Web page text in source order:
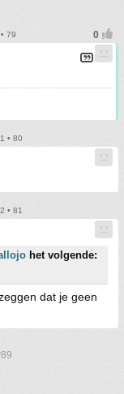
79
• 80
• 81
het volgende:
dat je geen